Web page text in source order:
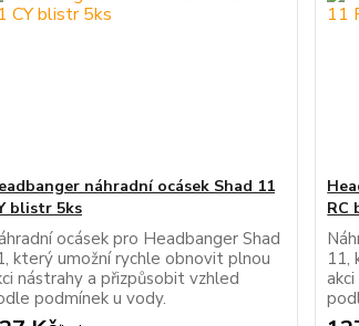
náhradní ocásek Shad 11
blistr 5ks
ocásek pro Headbanger Shad
který umožní rychle obnovit plnou
nástrahy a přizpůsobit vzhled
podmínek u vody.
RC
11,